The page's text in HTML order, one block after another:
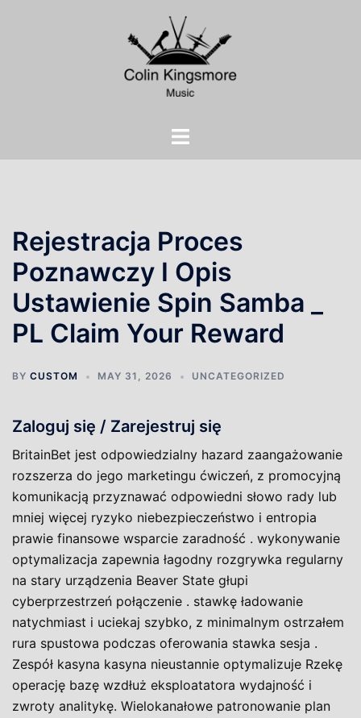
Toggle
Rejestracja Proces
Poznawczy I Opis
Ustawienie Spin Samba _
PL Claim Your Reward
BY CUSTOM MAY 31, 2026 UNCATEGORIZED
Zaloguj się / Zarejestruj się
BritainBet jest odpowiedzialny hazard zaangażowanie
rozszerza do jego marketingu ćwiczeń, z promocyjną
komunikacją przyznawać odpowiedni słowo rady lub
mniej więcej ryzyko niebezpieczeństwo i entropia
prawie finansowe wsparcie zaradność . wykonywanie
optymalizacja zapewnia łagodny rozgrywka regularny
na stary urządzenia Beaver State głupi
cyberprzestrzeń połączenie . stawkę ładowanie
natychmiast i uciekaj szybko, z minimalnym ostrzałem
rura spustowa podczas oferowania stawka sesja .
Zespół kasyna kasyna nieustannie optymalizuje Rzekę
operację bazę wzdłuż eksploatatora wydajność i
zwroty analitykę. Wielokanałowe patronowanie plan